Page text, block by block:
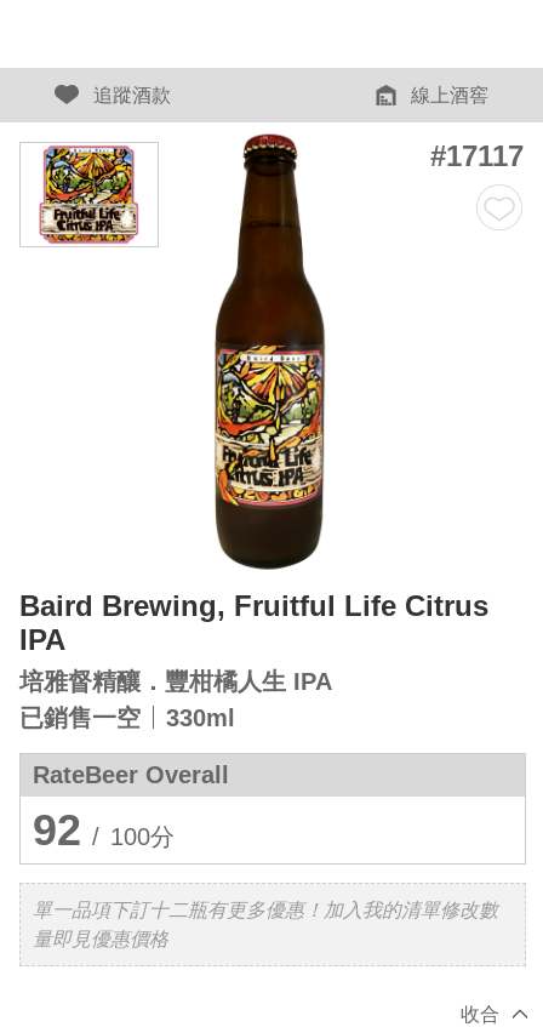
追蹤酒款 線上酒窖
#17117
Baird Brewing, Fruitful Life Citrus
IPA
培雅督精釀．豐柑橘人生 IPA
已銷售一空
330ml
RateBeer Overall
92 / 100分
單一品項下訂十二瓶有更多優惠！加入我的清單修改數
量即見優惠價格
收合